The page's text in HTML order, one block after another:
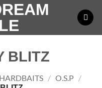
BLITZ
HARDBAITS / O.S.P /